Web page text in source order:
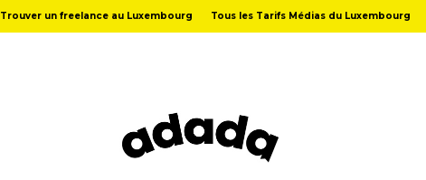
Trouver un freelance au Luxembourg Tous les Tarifs Médias du Luxembourg